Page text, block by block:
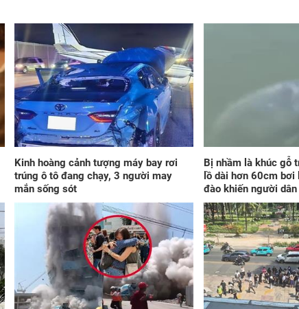
Kinh hoàng cảnh tượng máy bay rơi
trúng ô tô đang chạy, 3 người may
mắn sống sót
Bị nhầm là khúc gỗ
lồ dài hơn 60cm
đào khiến người